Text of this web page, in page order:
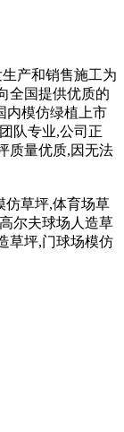
产和销售施工为
全国提供优质的
内模仿绿植上市
队专业,公司正
质量优质,因无法
仿草坪,体育场草
尔夫球场人造草
草坪,门球场模仿